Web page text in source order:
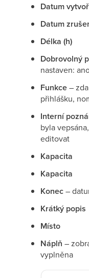
Datum
Datum
Délka (h)
Dobrovolný
nastaven:
Funkce–
přihlášku,
Interní
byla
editovat
Kapacita
Kapacita
Konec–
Krátký popis
Místo
Náplň –
vyplněna